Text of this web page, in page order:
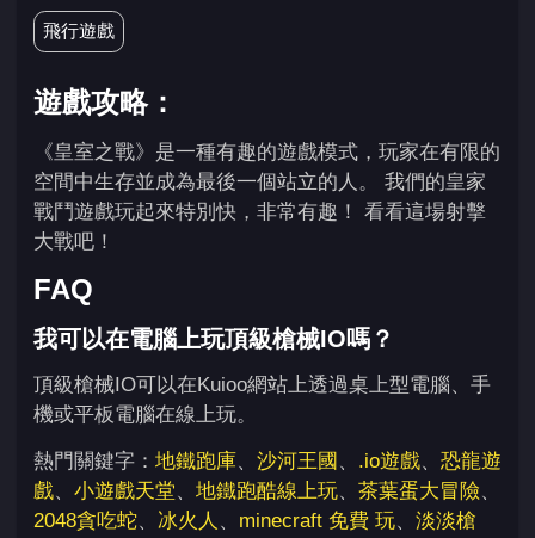
飛行遊戲
遊戲攻略：
《皇室之戰》是一種有趣的遊戲模式，玩家在有限的
空間中生存並成為最後一個站立的人。 我們的皇家
戰鬥遊戲玩起來特別快，非常有趣！ 看看這場射擊
大戰吧！
FAQ
我可以在電腦上玩頂級槍械IO嗎？
頂級槍械IO可以在Kuioo網站上透過桌上型電腦、手
機或平板電腦在線上玩。
熱門關鍵字： 地鐵跑庫、 沙河王國 、 .io遊戲、 恐龍遊
戲、 小遊戲天堂、 地鐵跑酷線上玩、 茶葉蛋大冒險、
2048貪吃蛇、 冰火人 、 minecraft 免費 玩、 淡淡槍